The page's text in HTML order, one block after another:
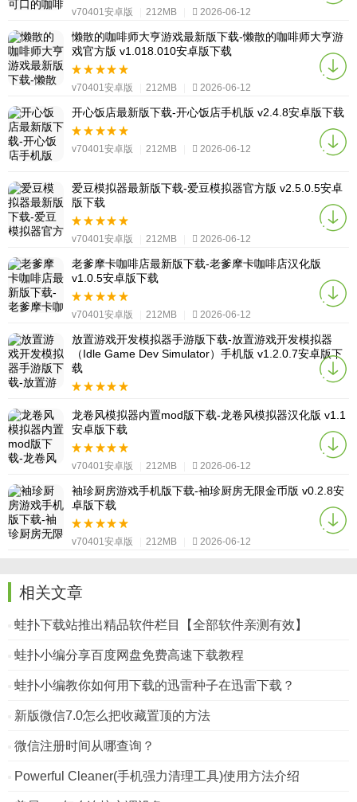
v70401安卓版 212MB 2026-06-12
懒散的咖啡师大亨游戏最新版下载-懒散的咖啡师大亨游
戏官方版 v1.018.010安卓版下载
v70401安卓版 212MB 2026-06-12
开心饭店最新版下载-开心饭店手机版 v2.4.8安卓版下载
v70401安卓版 212MB 2026-06-12
爱豆模拟器最新版下载-爱豆模拟器官方版 v2.5.0.5安卓
版下载
v70401安卓版 212MB 2026-06-12
老爹摩卡咖啡店最新版下载-老爹摩卡咖啡店汉化版
v1.0.5安卓版下载
v70401安卓版 212MB 2026-06-12
放置游戏开发模拟器手游版下载-放置游戏开发模拟器
（Idle Game Dev Simulator）手机版 v1.2.0.7安卓版下
载
龙卷风模拟器内置mod版下载-龙卷风模拟器汉化版 v1.1
安卓版下载
v70401安卓版 212MB 2026-06-12
袖珍厨房游戏手机版下载-袖珍厨房无限金币版 v0.2.8安
卓版下载
v70401安卓版 212MB 2026-06-12
相关文章
蛙扑下载站推出精品软件栏目【全部软件亲测有效】
蛙扑小编分享百度网盘免费高速下载教程
蛙扑小编教你如何用下载的迅雷种子在迅雷下载？
新版微信7.0怎么把收藏置顶的方法
微信注册时间从哪查询？
Powerful Cleaner(手机强力清理工具)使用方法介绍